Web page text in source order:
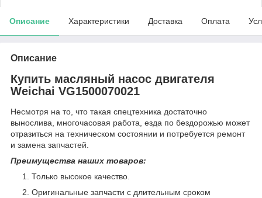
Описание Характеристики Доставка Оплата
Описание
Купить масляный насос двигателя
Weichai VG1500070021
Несмотря на то, что такая спецтехника достаточно
вынослива, многочасовая работа, езда по бездорожью может
отразиться на техническом состоянии и потребуется ремонт
и замена запчастей.
Преимущества наших товаров:
Только высокое качество.
Оригинальные запчасти с длительным сроком